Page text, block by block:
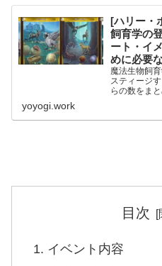
[ハリー・
飼育学の
ート・イ
めに必要
魔法生物飼
スティージ
らの数をまと
yoyogi.work
目次
イベント内容